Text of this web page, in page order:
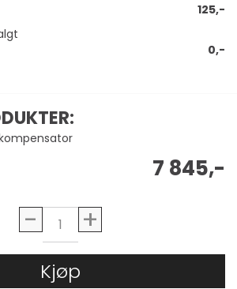
125,-
0,-
kompensator
7 845,-
- +
Kjøp